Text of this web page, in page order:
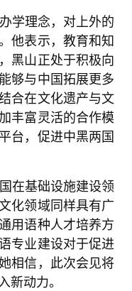
学理念，对上外的
他表示，教育和知
黑山正处于积极向
够与中国拓展更多
合在文化遗产与文
丰富灵活的合作模
台，促进中黑两国
在基础设施建设领
化领域同样具有广
用语种人才培养方
专业建设对于促进
相信，此次会见将
新动力。